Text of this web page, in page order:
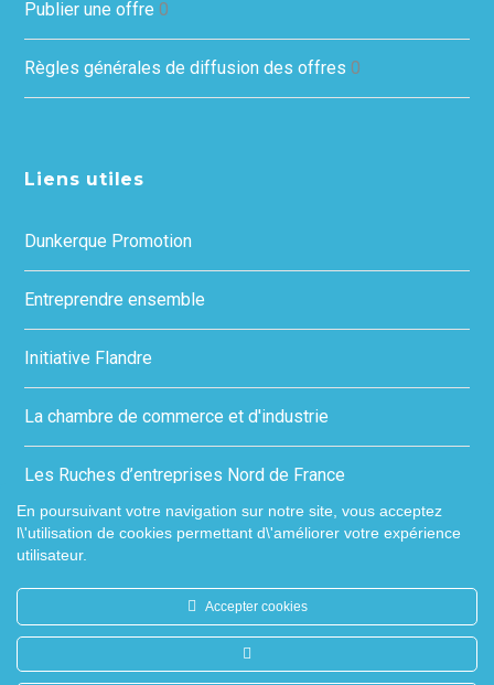
Publier une offre 0
Règles générales de diffusion des offres 0
Liens utiles
Dunkerque Promotion
Entreprendre ensemble
Initiative Flandre
La chambre de commerce et d'industrie
Les Ruches d’entreprises Nord de France
En poursuivant votre navigation sur notre site, vous acceptez
l\'utilisation de cookies permettant d\'améliorer votre expérience
utilisateur.
Accepter cookies